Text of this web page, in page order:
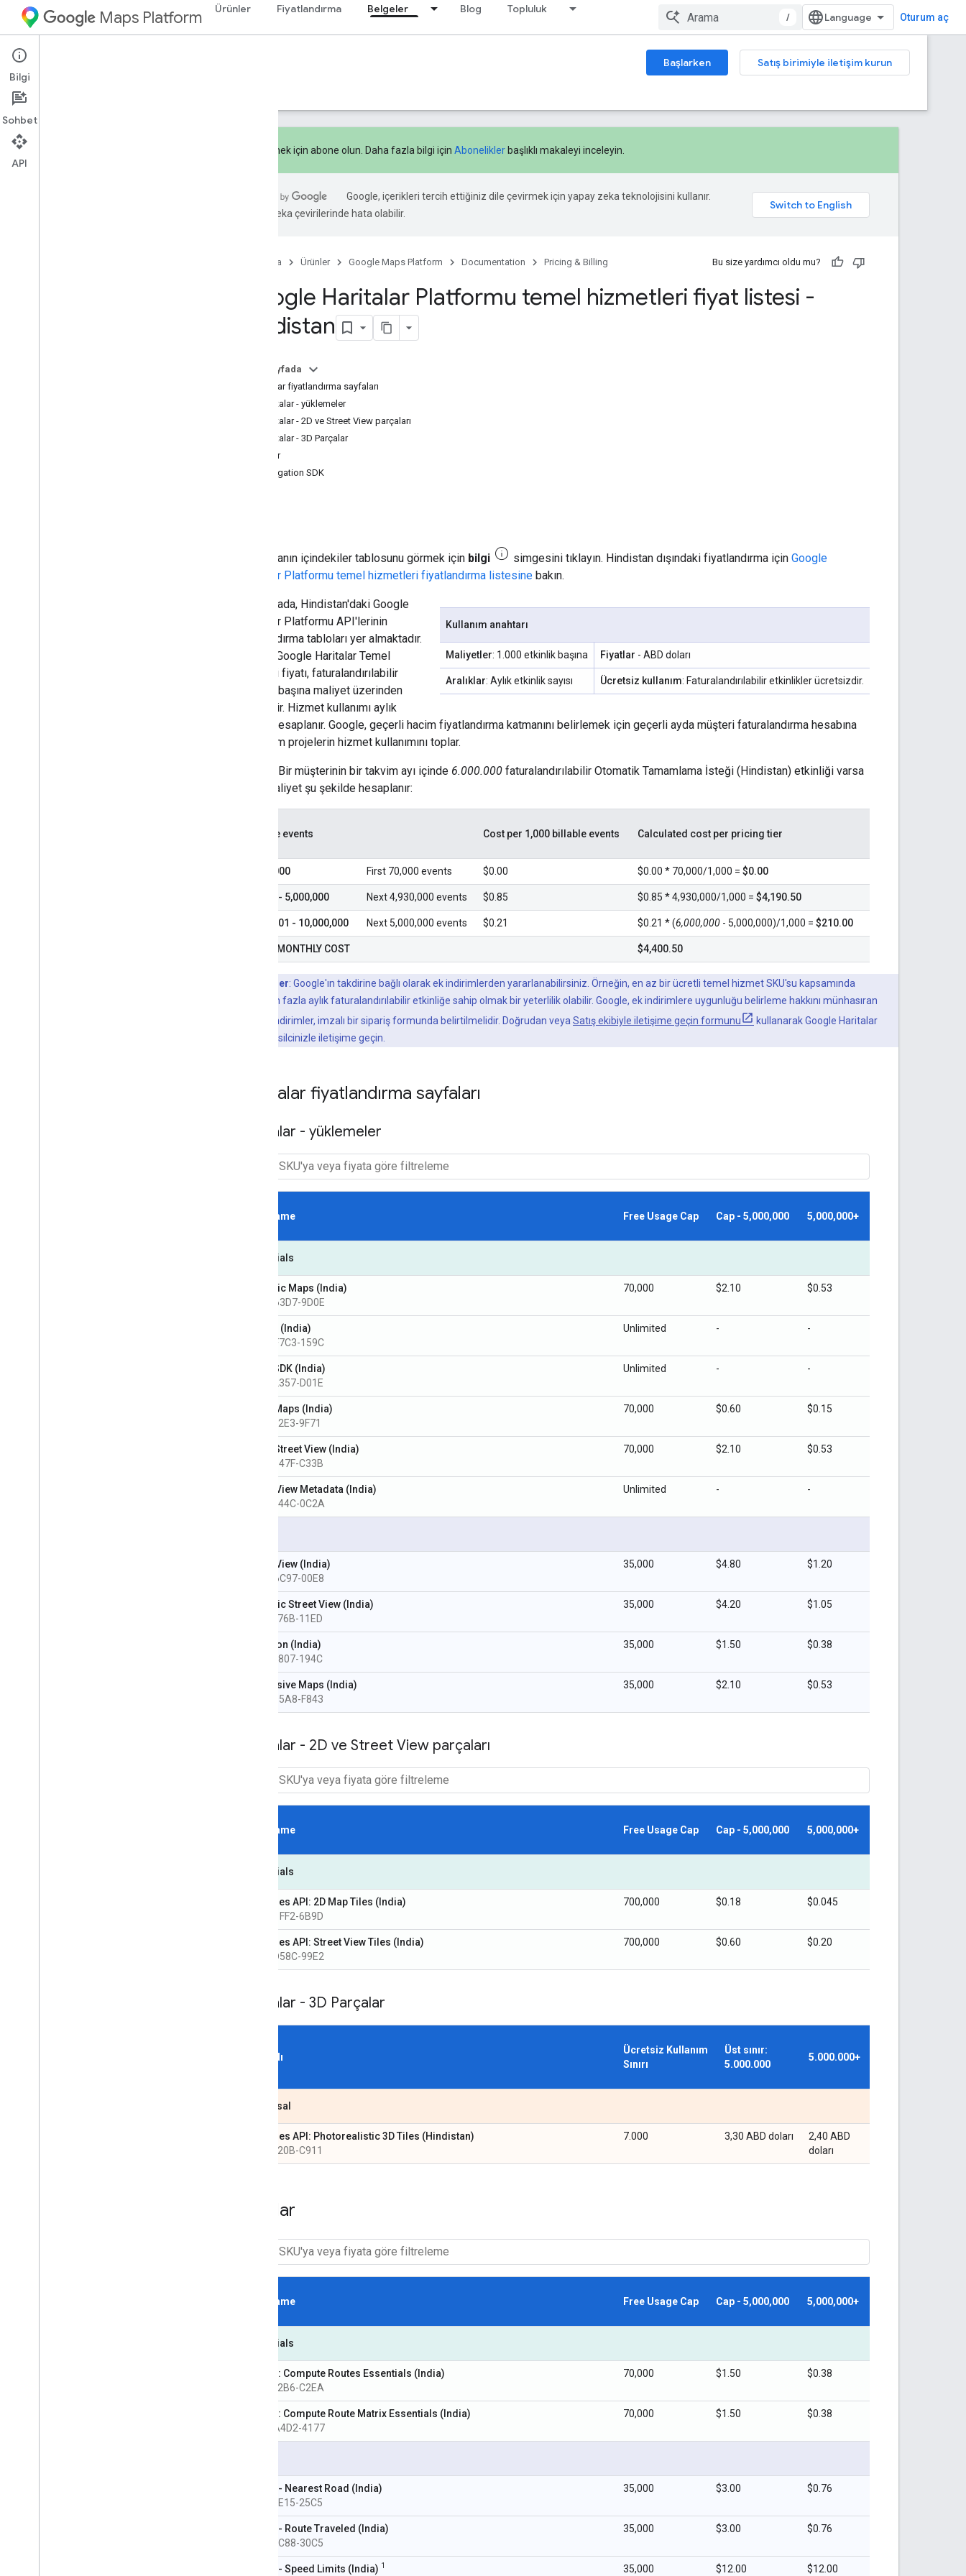
Maps Platform Ürünler Fiyatlandırma Belgeler Blog Topluluk
/ Oturum aç
Documentation Başlarken
Satış birimiyle iletişim kurun
Fiyatlandırma
Kaydetmek için abone olun. Daha fazla bilgi için Abonelikler başlıklı makaleyi inceleyin.
Google, içerikleri tercih ettiğiniz dile çevirmek için yapay zeka teknolojisini kullanır.
Yapay zeka çevirilerinde hata olabilir.
Ana Sayfa Ürünler Google Maps Platform Documentation Pricing & Billing Bu size yardımcı oldu mu?
Google Haritalar Platformu temel hizmetleri fiyat listesi -
Hindistan
Bu sayfada
Haritalar fiyatlandırma sayfaları
Haritalar - yüklemeler
Haritalar - 2D ve Street View parçaları
Haritalar - 3D Parçalar
Rotalar
Navigation SDK
Bu sayfanın içindekiler tablosunu görmek için bilgi info simgesini tıklayın. Hindistan dışındaki fiyatlandırma için Google
Haritalar Platformu temel hizmetleri fiyatlandırma listesine bakın.
Kullanım anahtarı
Maliyetler: 1.000 etkinlik başına Fiyatlar - ABD doları
Aralıklar: Aylık etkinlik sayısı Ücretsiz kullanım: Faturalandırılabilir etkinlikler ücretsizdir.
Bu sayfada, Hindistan'daki Google
Haritalar Platformu API'lerinin
fiyatlandırma tabloları yer almaktadır.
Her bir Google Haritalar Temel
Hizmeti fiyatı, faturalandırılabilir
etkinlik başına maliyet üzerinden
belirlenir. Hizmet kullanımı aylık
olarak hesaplanır. Google, geçerli hacim fiyatlandırma katmanını belirlemek için geçerli ayda müşteri faturalandırma hesabına
bağlı tüm projelerin hizmet kullanımını toplar.
: Bir müşterinin bir takvim ayı içinde 6.000.000 faturalandırılabilir Otomatik Tamamlama İsteği (Hindistan) etkinliği varsa
aylık maliyet şu şekilde hesaplanır:
Billable events Cost per 1,000 billable events Calculated cost per pricing tier
0 - 70,000 First 70,000 events $0.00 $0.00 * 70,000/1,000 = $0.00
70,001 - 5,000,000 Next 4,930,000 events $0.85 $0.85 * 4,930,000/1,000 = $4,190.50
5,000,001 - 10,000,000 Next 5,000,000 events $0.21 $0.21 * (6,000,000 - 5,000,000)/1,000 = $210.00
TOTAL MONTHLY COST $4,400.50
Ek indirimler: Google'ın takdirine bağlı olarak ek indirimlerden yararlanabilirsiniz. Örneğin, en az bir ücretli temel hizmet SKU'su kapsamında
10.000.000'dan fazla aylık faturalandırılabilir etkinliğe sahip olmak bir yeterlilik olabilir. Google, ek indirimlere uygunluğu belirleme hakkını münhasıran
saklı tutar. Ek indirimler, imzalı bir sipariş formunda belirtilmelidir. Doğrudan veya Satış ekibiyle iletişime geçin formunu
kullanarak Google Haritalar
Platformu temsilcinizle iletişime geçin.
Haritalar fiyatlandırma sayfaları
Haritalar - yüklemeler
SKU Name Free Usage Cap Cap - 5,000,000 5,000,000+
Essentials
Dynamic Maps (India)
AA0F-63D7-9D0E
70,000 $2.10 $0.53
Embed (India)
CFCA-F7C3-159C
Unlimited - -
Maps SDK (India)
A319-2357-D01E
Unlimited - -
Static Maps (India)
4D28-62E3-9F71
70,000 $0.60 $0.15
Static Street View (India)
C08C-647F-C33B
70,000 $2.10 $0.53
Street View Metadata (India)
44B3-744C-0C2A
Unlimited - -
Aerial View (India)
1AD4-6C97-00E8
35,000 $4.80 $1.20
Dynamic Street View (India)
6E5F-B76B-11ED
35,000 $4.20 $1.05
Elevation (India)
2C90-4807-194C
35,000 $1.50 $0.38
Immersive Maps (India)
B383-D5A8-F843
35,000 $2.10 $0.53
Haritalar - 2D ve Street View parçaları
SKU Name Free Usage Cap Cap - 5,000,000 5,000,000+
Essentials
Map Tiles API: 2D Map Tiles (India)
DA70-1FF2-6B9D
700,000 $0.18 $0.045
Map Tiles API: Street View Tiles (India)
5B1B-D58C-99E2
700,000 $0.60 $0.20
Haritalar - 3D Parçalar
SKU Adı
Ücretsiz Kullanım
Sınırı
Üst sınır:
5.000.000
5.000.000+
Kurumsal
Map Tiles API: Photorealistic 3D Tiles (Hindistan)
592E-920B-C911
7.000 3,30 ABD doları
2,40 ABD
doları
Rotalar
SKU Name Free Usage Cap Cap - 5,000,000 5,000,000+
Essentials
Routes: Compute Routes Essentials (India)
890F-D2B6-C2EA
70,000 $1.50 $0.38
Routes: Compute Route Matrix Essentials (India)
AE55-A4D2-4177
70,000 $1.50 $0.38
Roads - Nearest Road (India)
BFA2-4E15-25C5
35,000 $3.00 $0.76
Roads - Route Traveled (India)
C090-EC88-30C5
35,000 $3.00 $0.76
Roads - Speed Limits (India) 1 35,000 $12.00 $12.00
Bilgi
Sohbet
API